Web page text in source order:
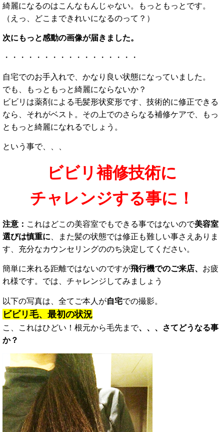
綺麗になるのはこんなもんじゃない。もっともっとです。
（えっ、どこまできれいになるのって？）
次にもっと感動の画像が届きました。
・・・・・・・・・・・・・・・・・
自宅でのお手入れで、かなり良い状態になっていました。
でも、もっともっと綺麗にならないか？
ビビリは薬剤による毛髪形状変形です、技術的に修正できる
なら、それがベスト。 その上でのさらなる補修ケアで、もっ
ともっと綺麗になれるでしょう。
という事で、、、
ビビリ補修技術に
チャレンジする事に！
注意： これはどこの美容室でもできる事ではないので美容室
選びは慎重に、
また髪の状態では修正も難しい事さえありま
す、充分なカウンセリングののち決定してください。
簡単に来れる距離ではないのですが飛行機でのご来店、 お疲
れ様です。 では、チャレンジしてみましょう
以下の写真は、全てご本人が自宅での撮影。
ビビリ毛、最初の状況
こ、これはひどい！根元から毛先まで、、、 さてどうなる事
か？